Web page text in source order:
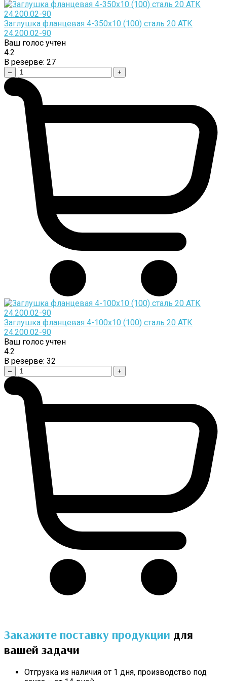
Заглушка фланцевая 4-350х10 (100) сталь 20 АТК
24.200.02-90
Ваш голос учтен
4.2
В резерве: 27
– +
Заглушка фланцевая 4-100х10 (100) сталь 20 АТК
24.200.02-90
Ваш голос учтен
4.2
В резерве: 32
– +
Закажите поставку продукции для
вашей задачи
Отгрузка из наличия от 1 дня, производство под